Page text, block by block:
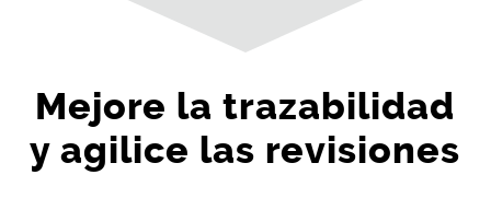
Mejore la trazabilidad
y agilice las revisiones